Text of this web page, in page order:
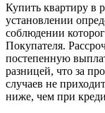
Купить квартиру в
установлении
соблюдении
Покупателя.
постепенную
разницей, что за
случаев не
ниже, чем при